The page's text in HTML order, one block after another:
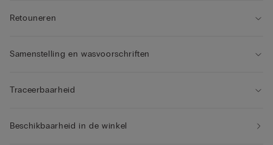
Retouneren
Samenstelling en wasvoorschriften
Traceerbaarheid
Beschikbaarheid in de winkel